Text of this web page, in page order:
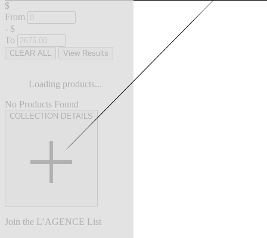
$
From
- $
To
CLEAR ALL View Results
Loading products...
No Products Found
COLLECTION DETAILS
Join the L’AGENCE List